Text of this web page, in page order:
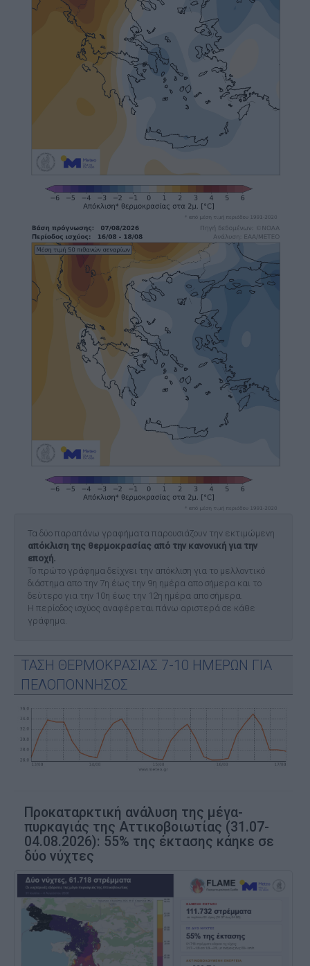
Τα δύο παραπάνω γραφήματα παρουσιάζουν την εκτιμώμενη
απόκλιση της θερμοκρασίας από την κανονική για την
εποχή.
Το πρώτο γράφημα δείχνει την απόκλιση για το μελλοντικό
διάστημα απο την 7η έως την 9η ημέρα απο σήμερα και το
δεύτερο για την 10η έως την 12η ημέρα απο σήμερα.
Η περίοδος ισχύος αναφέρεται πάνω αριστερά σε κάθε
γράφημα.
ΤΑΣΗ ΘΕΡΜΟΚΡΑΣΙΑΣ 7-10 ΗΜΕΡΩΝ ΓΙΑ
ΠΕΛΟΠΟΝΝΗΣΟΣ
Προκαταρκτική ανάλυση της μέγα-
πυρκαγιάς της Αττικοβοιωτίας (31.07-
04.08.2026): 55% της έκτασης κάηκε σε
δύο νύχτες